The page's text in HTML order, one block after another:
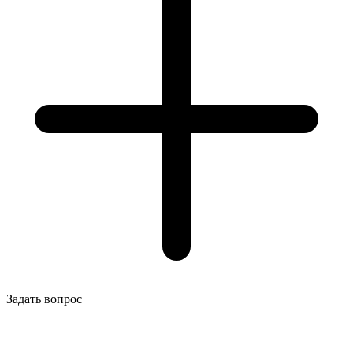
Задать вопрос